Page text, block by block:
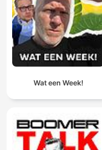
Wat een Week!